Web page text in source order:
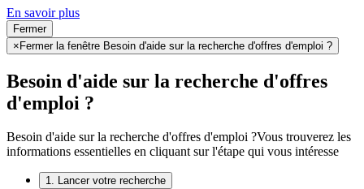
En savoir plus
Fermer
×Fermer la fenêtre Besoin d'aide sur la recherche d'offres d'emploi ?
Besoin d'aide sur la recherche d'offres
d'emploi ?
Besoin d'aide sur la recherche d'offres d'emploi ?Vous trouverez les
informations essentielles en cliquant sur l'étape qui vous intéresse
1. Lancer votre recherche